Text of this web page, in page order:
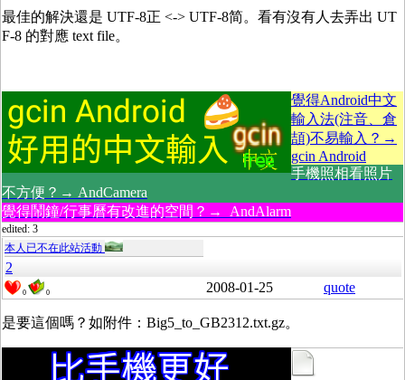
最佳的解決還是 UTF-8正 <-> UTF-8简。看有沒有人去弄出 UT
F-8 的對應 text file。
覺得Android中文
輸入法(注音、倉
頡)不易輸入？→
gcin Android
手機照相看照片
不方便？→ AndCamera
覺得鬧鐘/行事曆有改進的空間？→ AndAlarm
edited: 3
本人已不在此站活動
2
0 0 2008-01-25 quote
是要這個嗎？如附件：Big5_to_GB2312.txt.gz。